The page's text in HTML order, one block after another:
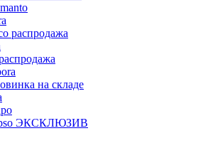
распродажа
на складе
ЭКСКЛЮЗИВ